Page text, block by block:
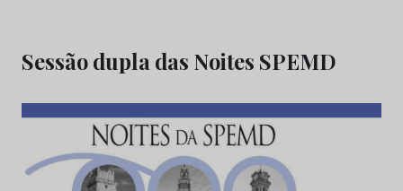
Sessão dupla das Noites SPEMD